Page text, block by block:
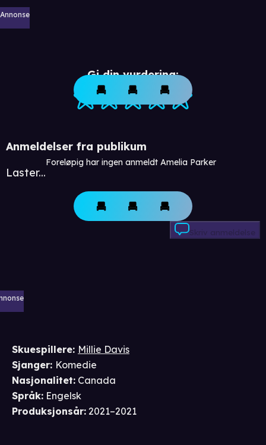
Annonse
Gi din vurdering:
Anmeldelser fra publikum
Laster...
Foreløpig har ingen anmeldt Amelia Parker
Skriv anmeldelse
Skuespillere: Millie Davis
Sjanger: Komedie
Nasjonalitet: Canada
Språk: Engelsk
Produksjonsår: 2021–2021